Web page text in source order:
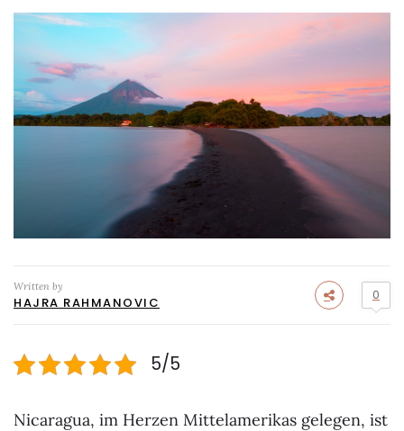
Written by
HAJRA RAHMANOVIC 0
5/5
Nicaragua, im Herzen Mittelamerikas gelegen, ist